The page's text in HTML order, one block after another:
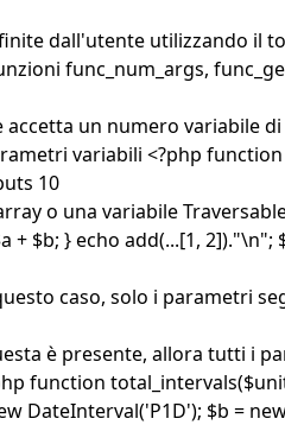
dall'utente utilizzando il
func_num_args,
un numero variabile
variabili <?php
10
o una variabile
} echo add(...[1, 2])."\n";
caso, solo i parametri
è presente, allora tutti i
function
DateInterval('P1D'); $b =